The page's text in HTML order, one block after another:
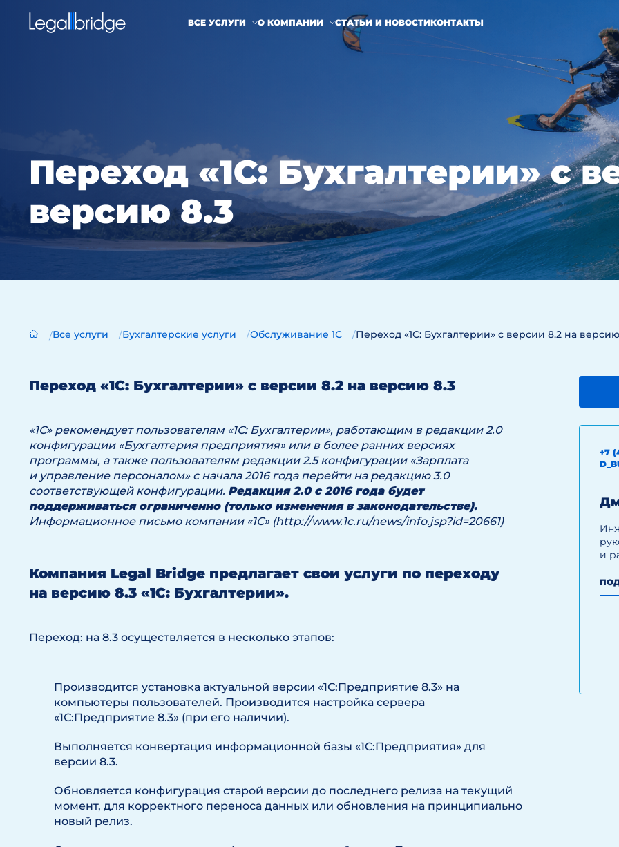
ВСЕ УСЛУГИ О КОМПАНИИ СТАТЬИ И НОВОСТИКОНТАКТЫ
Переход «1С: Бухгалтерии» с
версию 8.3
Все услуги Бухгалтерские услуги Обслуживание 1С Переход «1С: Бухгалтерии» с версии 8.2 на
Переход «1С: Бухгалтерии» с версии 8.2 на версию 8.3
«1С» рекомендует пользователям «1С: Бухгалтерии», работающим в редакции 2.0
конфигурации «Бухгалтерия предприятия» или в более ранних версиях
программы, а также пользователям редакции 2.5 конфигурации «Зарплата
и управление персоналом» с начала 2016 года перейти на редакцию 3.0
соответствующей конфигурации. Редакция 2.0 с 2016 года будет
поддерживаться ограниченно (только изменения в законодательстве).
Информационное письмо компании «1С»(http://www.1c.ru/news/info.jsp?id=20661)
Компания Legal Bridge предлагает свои услуги по переходу
на версию 8.3 «1С: Бухгалтерии».
Переход: на 8.3 осуществляется в несколько этапов:
Производится установка актуальной версии «1С:Предприятие 8.3» на
компьютеры пользователей. Производится настройка сервера
«1С:Предприятие 8.3» (при его наличии).
Выполняется конвертация информационной базы «1С:Предприятия» для
версии 8.3.
Обновляется конфигурация старой версии до последнего релиза на текущий
момент, для корректного переноса данных или обновления на принципиально
новый релиз.
+7
и